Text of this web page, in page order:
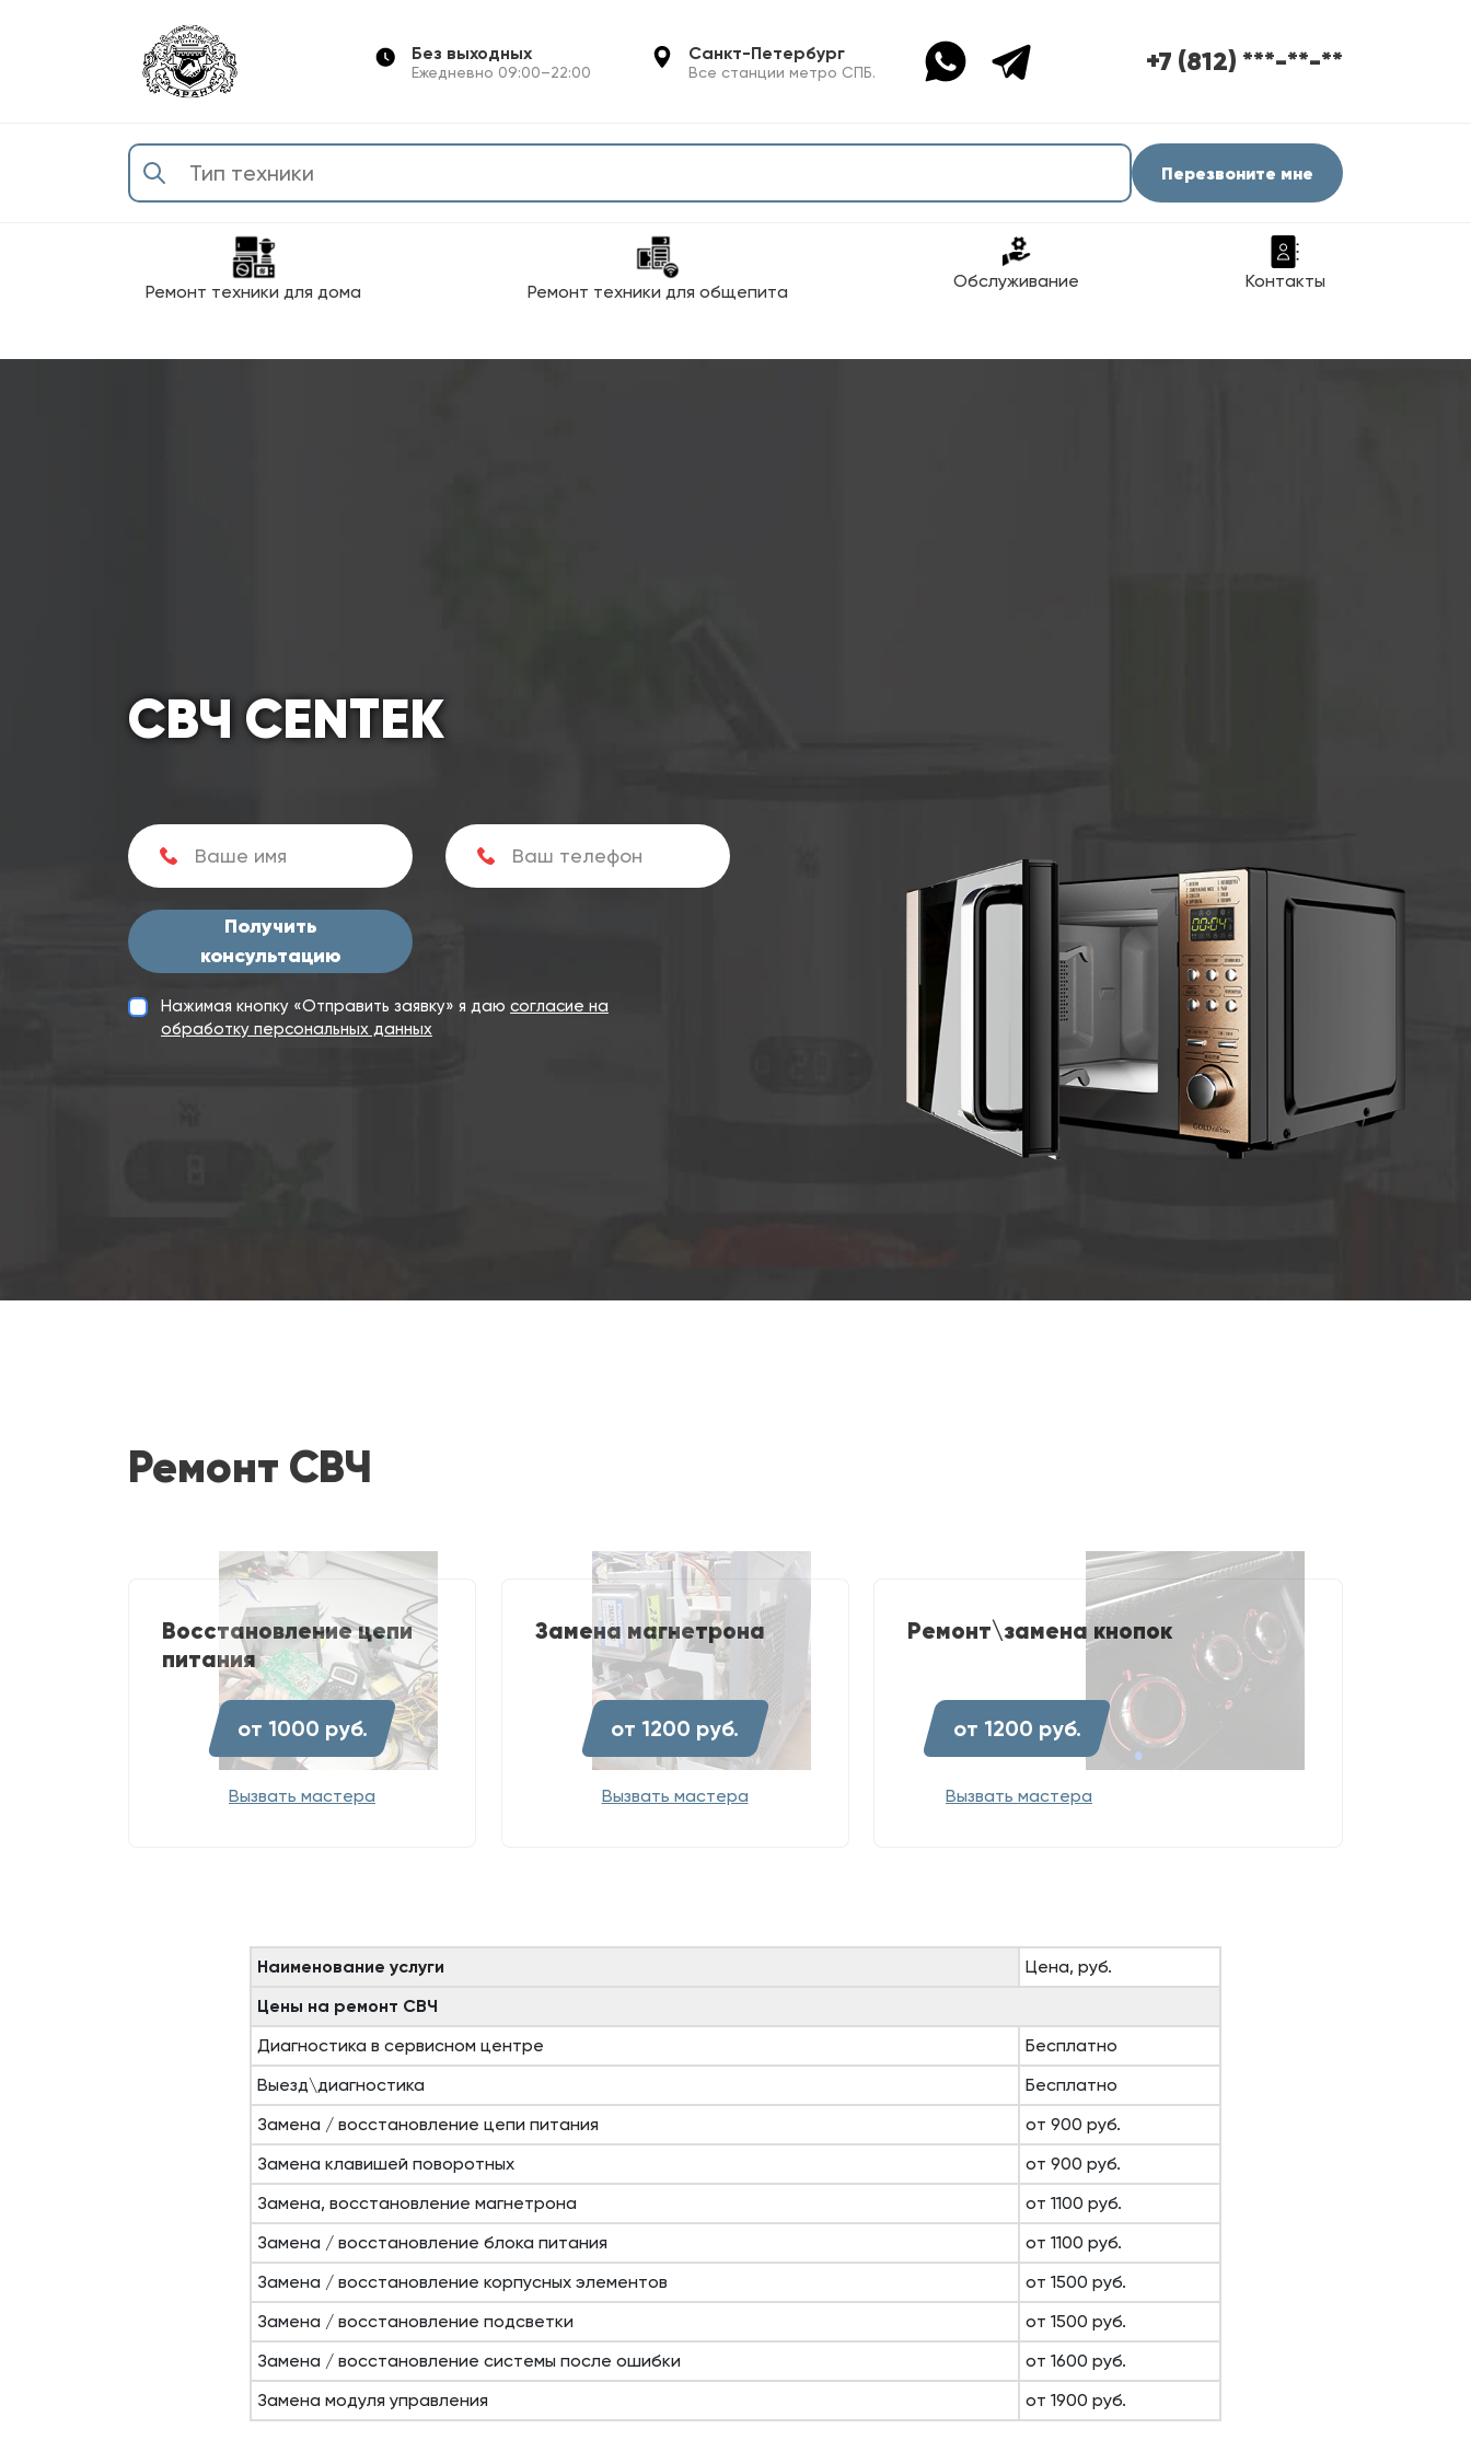
Без выходных
Ежедневно 09:00–22:00
Санкт-Петербург
Все станции метро СПБ. +7 (812) ***-**-**
Перезвоните мне
Ремонт техники для дома Ремонт техники для общепита
Обслуживание Контакты
СВЧ CENTEK
Получить
консультацию
Нажимая кнопку «Отправить заявку» я даю согласие на
обработку персональных данных
Ремонт СВЧ
Восстановление цепи
питания
от 1000 руб.
Вызвать мастера
Замена магнетрона
от 1200 руб.
Вызвать мастера
Ремонт\замена кнопок
от 1200 руб.
Вызвать мастера
Наименование услуги
Цена, руб.
Цены на ремонт СВЧ
Диагностика в сервисном центре
Бесплатно
Выезд\диагностика
Бесплатно
Замена / восстановление цепи питания
от 900 руб.
Замена клавишей поворотных
от 900 руб.
Замена, восстановление магнетрона
от 1100 руб.
Замена / восстановление блока питания
от 1100 руб.
Замена / восстановление корпусных элементов
от 1500 руб.
Замена / восстановление подсветки
от 1500 руб.
Замена / восстановление системы после ошибки
от 1600 руб.
Замена модуля управления
от 1900 руб.